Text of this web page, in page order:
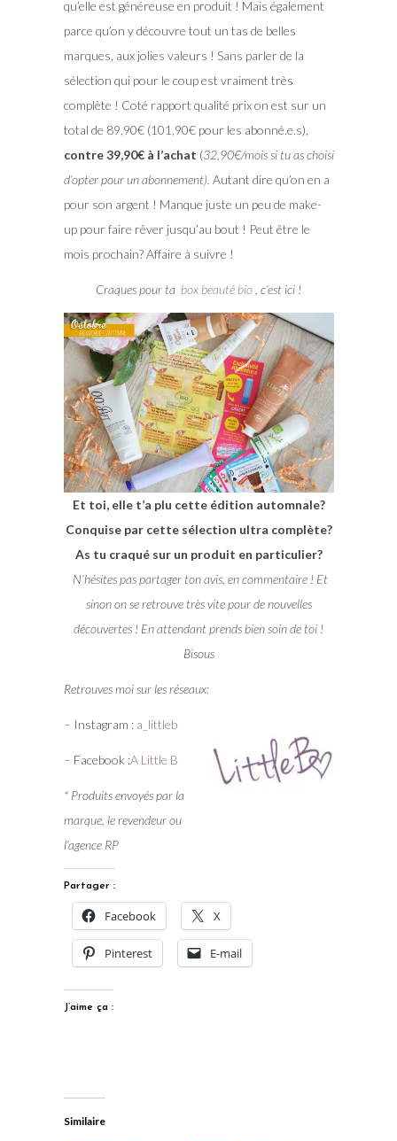
qu’elle est généreuse en produit ! Mais également
parce qu’on y découvre tout un tas de belles
marques, aux jolies valeurs ! Sans parler de la
sélection qui pour le coup est vraiment très
complète ! Coté rapport qualité prix on est sur un
total de 89,90€ (101,90€ pour les abonné.e.s),
contre 39,90€ à l’achat (32,90€/mois si tu as choisi
d’opter pour un abonnement). Autant dire qu’on en a
pour son argent ! Manque juste un peu de make-
up pour faire rêver jusqu’au bout ! Peut être le
mois prochain? Affaire à suivre !
Craques pour ta box beauté bio , c’est ici !
Et toi, elle t’a plu cette édition automnale?
Conquise par cette sélection ultra complète?
As tu craqué sur un produit en particulier?
N’hésites pas partager ton avis, en commentaire ! Et
sinon on se retrouve très vite pour de nouvelles
découvertes ! En attendant prends bien soin de toi !
Bisous
Retrouves moi sur les réseaux:
– Instagram : a_littleb
– Facebook :A Little B
* Produits envoyés par la
marque, le revendeur ou
l’agence RP
Partager :
Facebook X
Pinterest E-mail
J’aime ça :
Similaire